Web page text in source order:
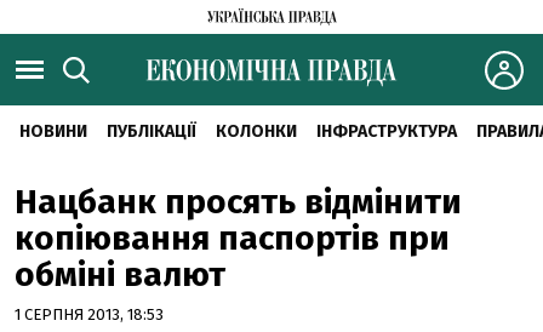
НОВИНИ ПУБЛІКАЦІЇ КОЛОНКИ ІНФРАСТРУКТУРА
Нацбанк просять відмінити
копіювання паспортів при
обміні валют
1 СЕРПНЯ 2013, 18:53